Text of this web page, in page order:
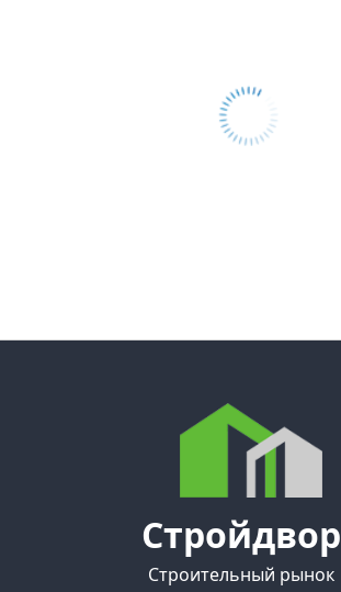
Стройдвор
Строительный рынок